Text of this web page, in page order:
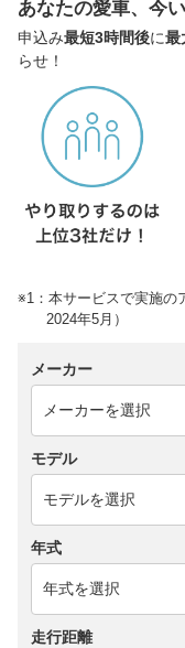
あなたの愛車、今
申込み最短3時間後に最
らせ！
※1：本サービスで実施の
2024年5月）
メーカー
モデル
年式
走行距離